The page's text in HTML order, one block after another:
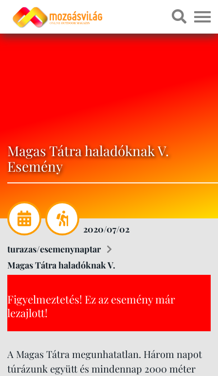
Magas Tátra haladóknak V.
Esemény
2020/07/02
turazas/esemenynaptar
Magas Tátra haladóknak V.
Figyelmeztetés! Ez az esemény már
lezajlott!
A Magas Tátra megunhatatlan. Három napot
túrázunk együtt és mindennap 2000 méter